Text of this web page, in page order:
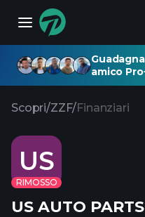
amico
Scopri/ZZF/Finanziari
US
RIMOSSO
US AUTO